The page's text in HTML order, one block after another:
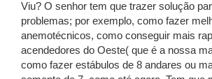
Viu? O senhor tem que trazer solução
problemas; por exemplo, como fazer
anemotécnicos, como conseguir mais
acendedores do Oeste( que é a nossa
como fazer estábulos de 8 andares ou